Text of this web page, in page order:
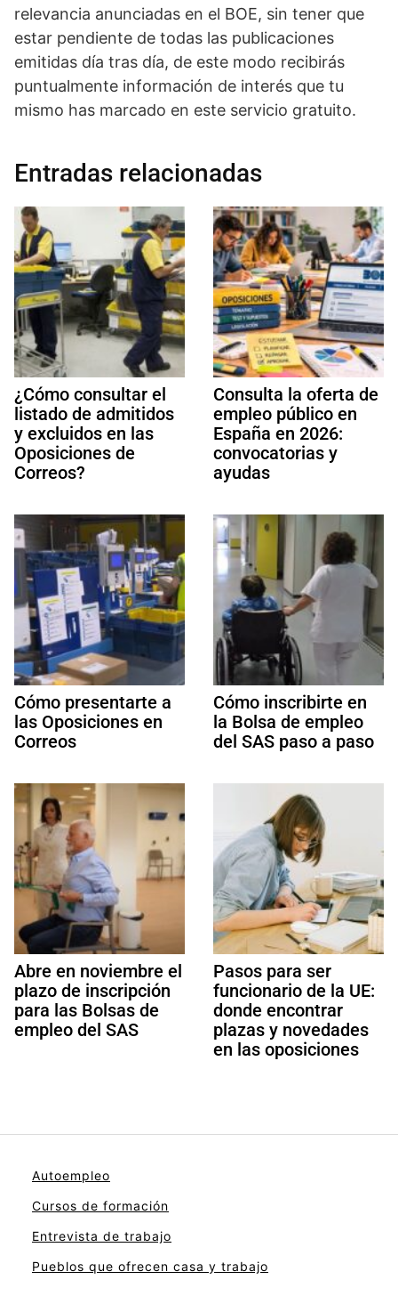
relevancia anunciadas en el BOE, sin tener que
estar pendiente de todas las publicaciones
emitidas día tras día, de este modo recibirás
puntualmente información de interés que tu
mismo has marcado en este servicio gratuito.
Entradas relacionadas
¿Cómo consultar el
listado de admitidos
y excluidos en las
Oposiciones de
Correos?
Consulta la oferta de
empleo público en
España en 2026:
convocatorias y
ayudas
Cómo presentarte a
las Oposiciones en
Correos
Cómo inscribirte en
la Bolsa de empleo
del SAS paso a paso
Abre en noviembre el
plazo de inscripción
para las Bolsas de
empleo del SAS
Pasos para ser
funcionario de la UE:
donde encontrar
plazas y novedades
en las oposiciones
Autoempleo
Cursos de formación
Entrevista de trabajo
Pueblos que ofrecen casa y trabajo